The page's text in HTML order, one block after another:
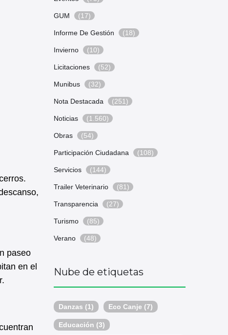
paseo
en el
GUM (17)
Informe De Gestión (18)
Invierno (10)
Licitaciones (52)
Munibus (32)
Nota Destacada (251)
Noticias (1.560)
Obras (54)
Participación Ciudadana (108)
Servicios (144)
Trailer Veterinario (81)
Transparencia (27)
Turismo (85)
Verano (48)
Nube de etiquetas
Danzas (1) Eco Canje (7)
Educación (3)